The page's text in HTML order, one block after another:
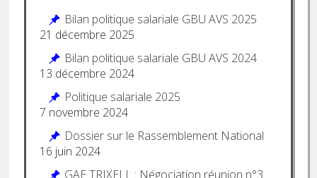
Bilan politique salariale GBU AVS 2025
21 décembre 2025
Bilan politique salariale GBU AVS 2024
13 décembre 2024
Politique salariale 2025
7 novembre 2024
Dossier sur le Rassemblement National
16 juin 2024
GAE TRIXELL : Négociation réunion n°3